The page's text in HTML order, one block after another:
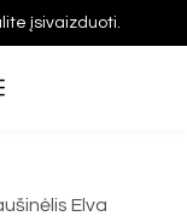
įsivaizduoti.
Elva